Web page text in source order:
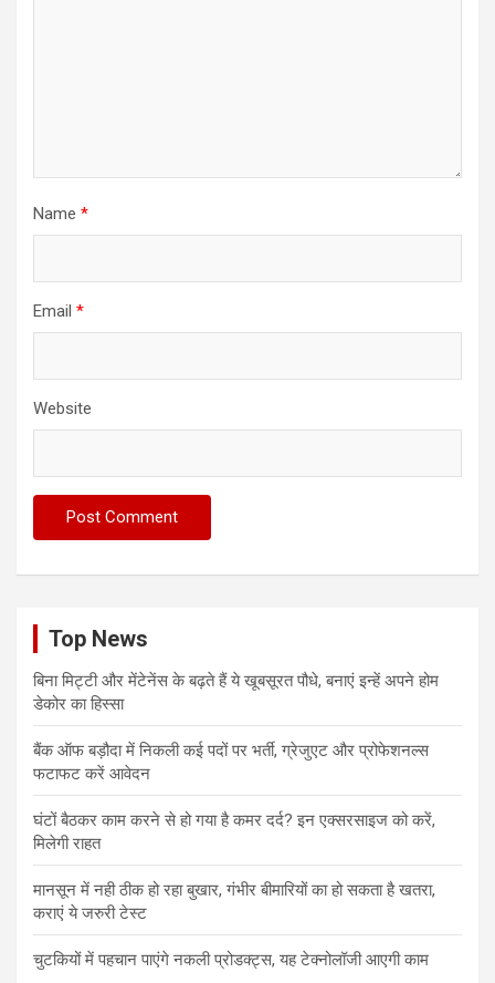
Name *
Email *
Website
Top News
बिना मिट्टी और मेंटेनेंस के बढ़ते हैं ये खूबसूरत पौधे, बनाएं इन्‍हें अपने होम
डेकोर का हिस्‍सा
बैंक ऑफ बड़ौदा में निकली कई पदों पर भर्ती, ग्रेजुएट और प्रोफेशनल्स
फटाफट करें आवेदन
घंटों बैठकर काम करने से हो गया है कमर दर्द? इन एक्सरसाइज को करें,
मिलेगी राहत
मानसून में नही ठीक हो रहा बुखार, गंभीर बीमारियों का हो सकता है खतरा,
कराएं ये जरुरी टेस्ट
चुटकियों में पहचान पाएंगे नकली प्रोडक्ट्स, यह टेक्नोलॉजी आएगी काम